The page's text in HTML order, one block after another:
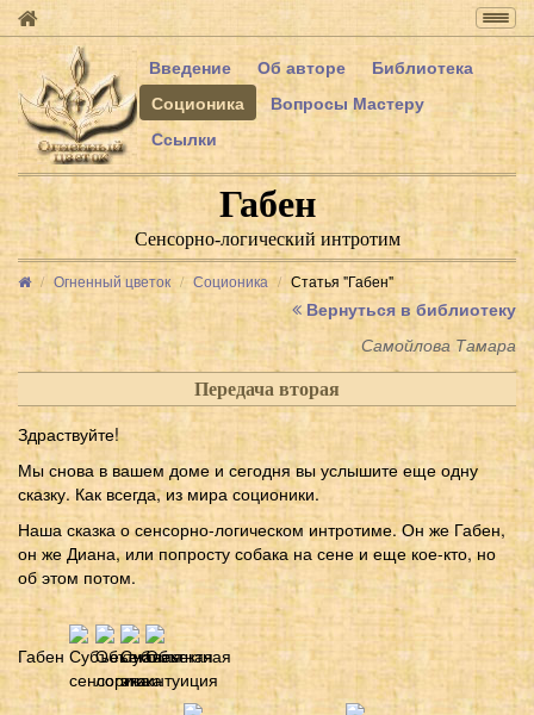
Введение
Об авторе
Библиотека
Соционика
Вопросы Мастеру
Ссылки
Габен
Сенсорно-логический интротим
Огненный цветок Соционика Статья "Габен"
Вернуться в библиотеку
Самойлова Тамара
Передача вторая
Здраствуйте!
Мы снова в вашем доме и сегодня вы услышите еще одну
сказку. Как всегда, из мира соционики.
Наша сказка о сенсорно-логическом интротиме. Он же Габен,
он же Диана, или попросту собака на сене и еще кое-кто, но
об этом потом.
Габен